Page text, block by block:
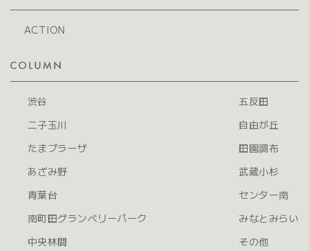
ACTION
渋谷
二子玉川
たまプラーザ
あざみ野
青葉台
南町田グランベリーパーク
中央林間
五反田
自由が丘
田園調布
武蔵小杉
センター南
みなとみらい
その他